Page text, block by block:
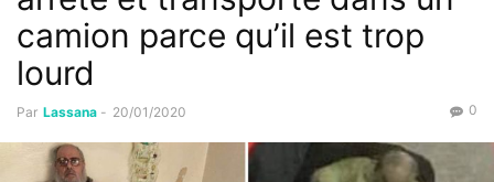
camion parce qu’il est trop
lourd
Par Lassana - 20/01/2020 0